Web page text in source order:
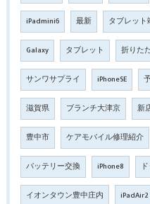
iPadmini6 最新 タブレット
Galaxy タブレット 折りた
サンワサプライ iPhoneSE
滋賀県 ブランチ大津京 新
豊中市 ケアモバイル修理紹介
バッテリー交換 iPhone8
イオンタウン豊中庄内 iPadAir2